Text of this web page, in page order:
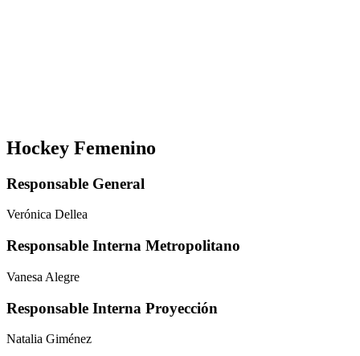
Hockey Femenino
Responsable General
Verónica Dellea
Responsable Interna Metropolitano
Vanesa Alegre
Responsable Interna Proyección
Natalia Giménez